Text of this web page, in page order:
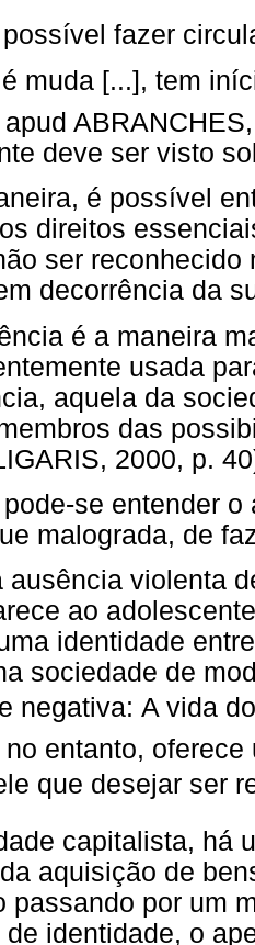
fazer
muda [...], tem
deve ser visto
é possível
direitos
ser
decorrência da
é a maneira
usada
aquela da
das
2000, p.
se entender
malograda, de
ausência violenta
ao
identidade
sociedade de
negativa: A vida
entanto,
que desejar ser
capitalista, há
aquisição de
passando por um
de identidade, o